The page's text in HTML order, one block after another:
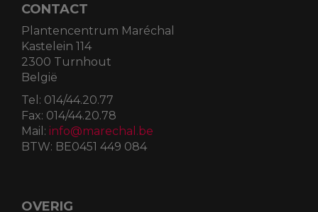
CONTACT
Plantencentrum Maréchal
Kastelein 114
2300 Turnhout
België
Tel: 014/44.20.77
Fax: 014/44.20.78
Mail: info@marechal.be
BTW: BE0451 449 084
OVERIG